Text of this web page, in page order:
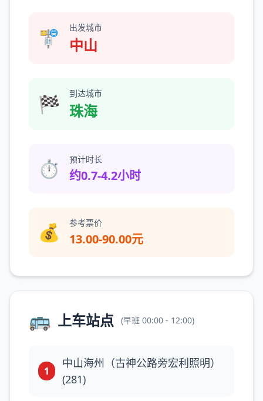
🚏 出发城市
中山
🏁 到达城市
珠海
⏱️ 预计时长
约0.7-4.2小时
💰 参考票价
13.00-90.00元
🚌 上车站点 (早班 00:00 - 12:00)
1
中山海州（古神公路旁宏利照明）
(281)